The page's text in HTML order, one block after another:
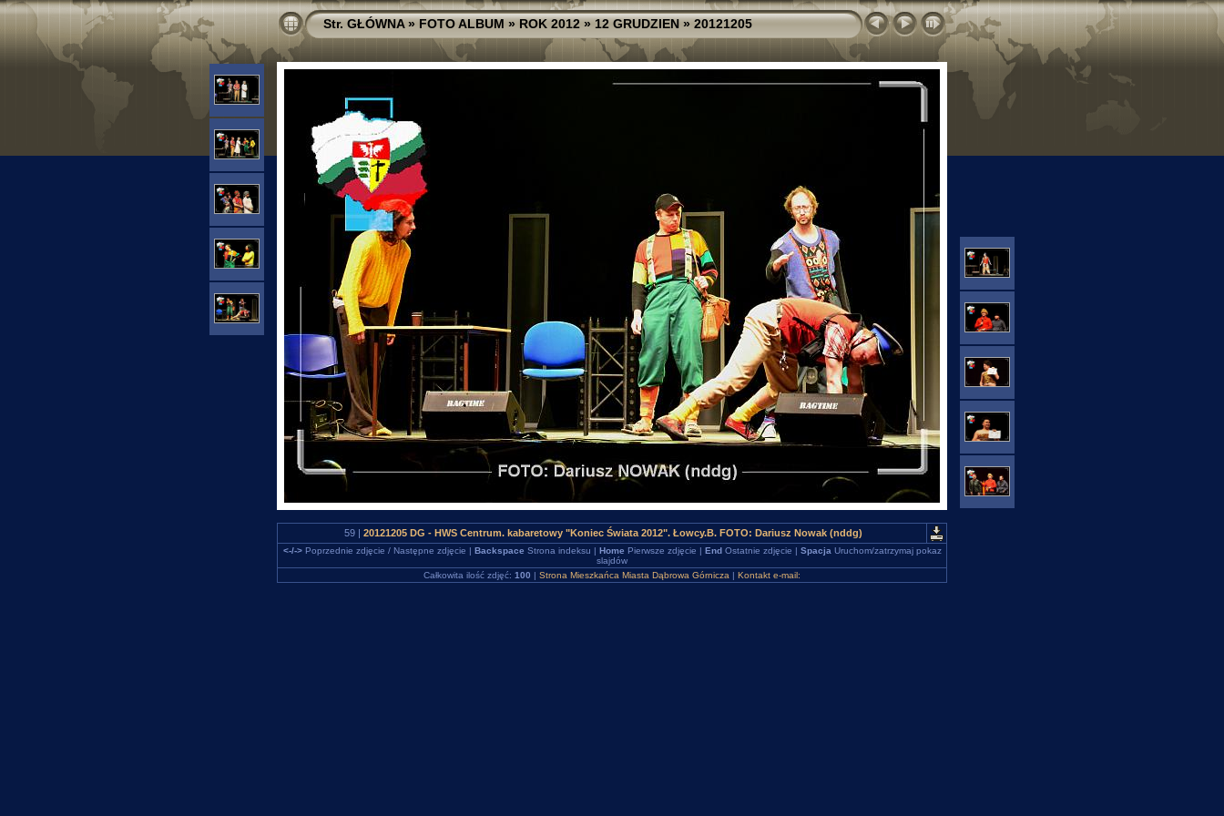
Str. GŁÓWNA»FOTO ALBUM»ROK 2012»12 GRUDZIEN»20121205
59 | 20121205 DG - HWS Centrum. kabaretowy "Koniec Świata 2012". Łowcy.B. FOTO: Dariusz Nowak (nddg)
<-/->Poprzednie zdjęcie / Następne zdjęcie | Backspace Strona indeksu | Home Pierwsze zdjęcie | EndOstatnie zdjęcie | Spacja Uruchom/zatrzymaj pokaz
slajdów
Całkowita ilość zdjęć: 100 | Strona Mieszkańca Miasta Dąbrowa Górnicza | Kontakt e-mail: